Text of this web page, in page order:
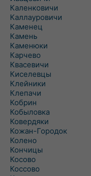
Каленковичи
Каллауровичи
Каменец
Камень
Каменюки
Карчево
Квасевичи
Киселевцы
Клейники
Клепачи
Кобрин
Кобыловка
Ковердяки
Кожан-Городок
Колено
Кончицы
Косово
Коссово